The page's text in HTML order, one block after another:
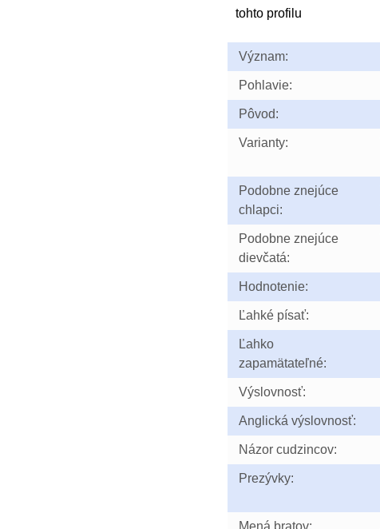
tohto profilu
Význam:
Pohlavie:
Pôvod:
Varianty:
Podobne znejúce
chlapci:
Podobne znejúce
dievčatá:
Hodnotenie:
Ľahké písať:
Ľahko
zapamätateľné:
Výslovnosť:
Anglická výslovnosť:
Názor cudzincov:
Prezývky:
Mená bratov: